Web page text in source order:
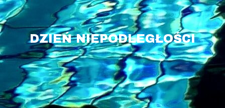
DZIEŃ NIEPODLEGŁOŚCI